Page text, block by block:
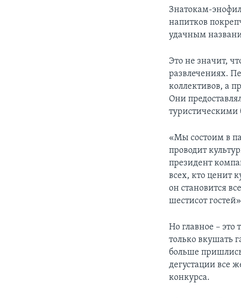
Знатокам-
напитков
удачным
Это не значит,
развлечениях.
коллективов, а
Они
туристическими
«Мы состоим в
проводит
президент
всех, кто ценит
он становится
шестисот
Но главное – это
только вкушать
больше
дегустации все
конкурса.